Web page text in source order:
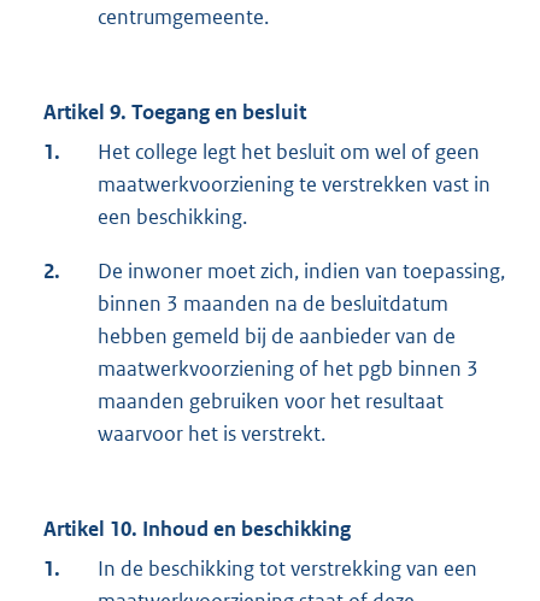
centrumgemeente.
Artikel 9. Toegang en besluit
1.
Het college legt het besluit om wel of geen
maatwerkvoorziening te verstrekken vast in
een beschikking.
2.
De inwoner moet zich, indien van toepassing,
binnen 3 maanden na de besluitdatum
hebben gemeld bij de aanbieder van de
maatwerkvoorziening of het pgb binnen 3
maanden gebruiken voor het resultaat
waarvoor het is verstrekt.
Artikel 10. Inhoud en beschikking
1.
In de beschikking tot verstrekking van een